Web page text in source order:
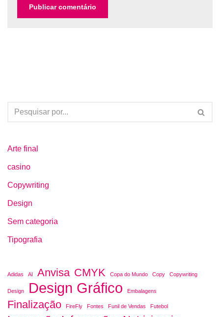
Arte final
casino
Copywriting
Design
Sem categoria
Tipografia
Adidas AI Anvisa CMYK Copa do Mundo Copy Copywriting
Design Design Gráfico Embalagens
Finalização FireFly Fontes Funil de Vendas Futebol